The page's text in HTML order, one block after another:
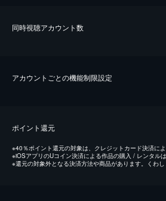
同時視聴アカウント数
アカウントごとの機能制限設定
ポイント還元
※40％ポイント還元の対象は、クレジットカード決済に
※iOSアプリのUコイン決済による作品の購入 / レンタル
※還元の対象外となる決済方法や商品があります。くわし